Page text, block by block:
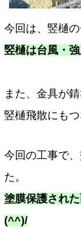
今回は、竪樋
竪樋は台風・
また、金具が
竪樋飛散にも
今回の工事で
た。
塗膜保護され
(^^)/